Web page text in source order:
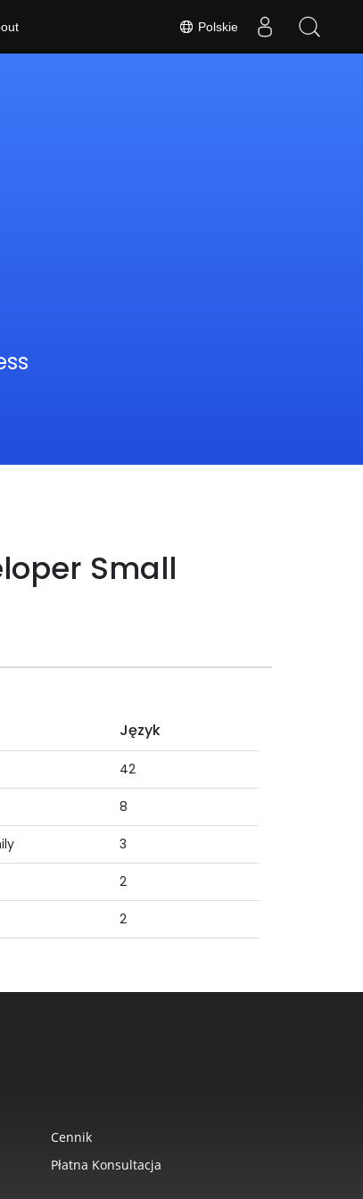
Polskie
Small
Język
42
8
3
2
2
Cennik
Płatna Konsultacja